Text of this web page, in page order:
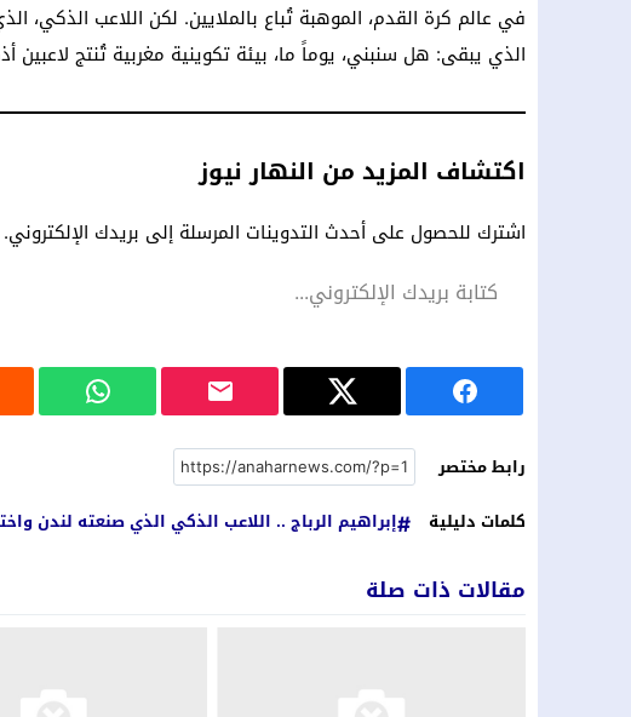
في عالم كرة القدم، الموهبة تُباع بالملايين. لكن اللاعب الذكي،
الذي يبقى: هل سنبني، يوماً ما، بيئة تكوينية مغربية تُنتج لاعبين
اكتشاف المزيد من النهار نيوز
اشترك للحصول على أحدث التدوينات المرسلة إلى بريدك الإلكتروني.
رابط مختصر
كلمات دليلية
إبراهيم الرباج .. اللاعب الذكي الذي صنعته لندن
مقالات ذات صلة